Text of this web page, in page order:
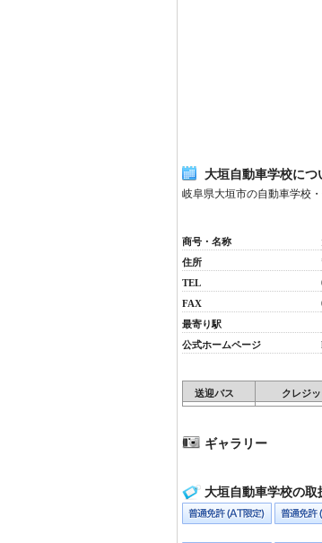
大垣自動車学校につ
岐阜県大垣市の自動車学校
商号・名称
住所
TEL
FAX
最寄り駅
公式ホームページ
送迎バス クレジ
ギャラリー
大垣自動車学校の取